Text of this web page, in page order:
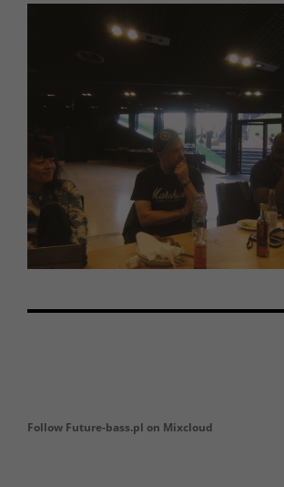
Follow Future-bass.pl on Mixcloud